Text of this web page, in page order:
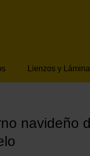
Lienzos y
navideño